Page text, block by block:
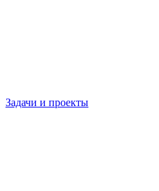
Задачи и проекты